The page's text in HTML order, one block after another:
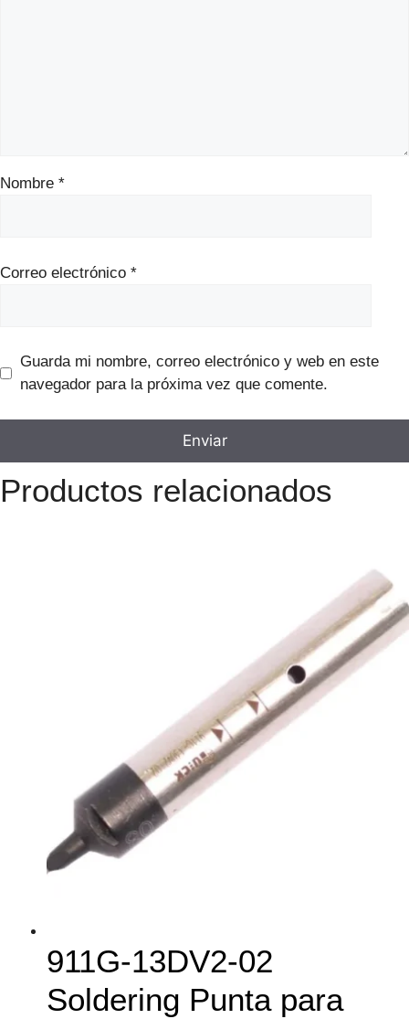
Nombre *
Correo electrónico *
Guarda mi nombre, correo electrónico y web en este
navegador para la próxima vez que comente.
Productos relacionados
911G-13DV2-02
Soldering Punta para